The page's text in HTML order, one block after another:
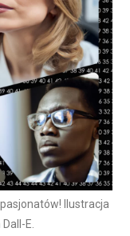
Ilustracja
E.